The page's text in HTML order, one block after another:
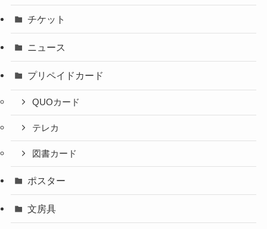
チケット
ニュース
プリペイドカード
QUOカード
テレカ
図書カード
ポスター
文房具